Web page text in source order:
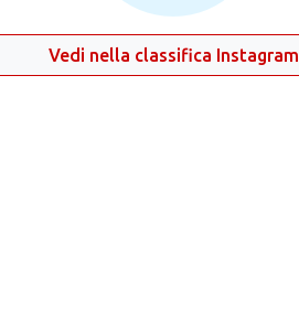
Vedi nella classifica Instagram